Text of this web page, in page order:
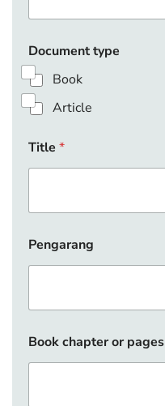
Document type
Book
Article
Title *
N
a
*
Pengarang
Book chapter or pages